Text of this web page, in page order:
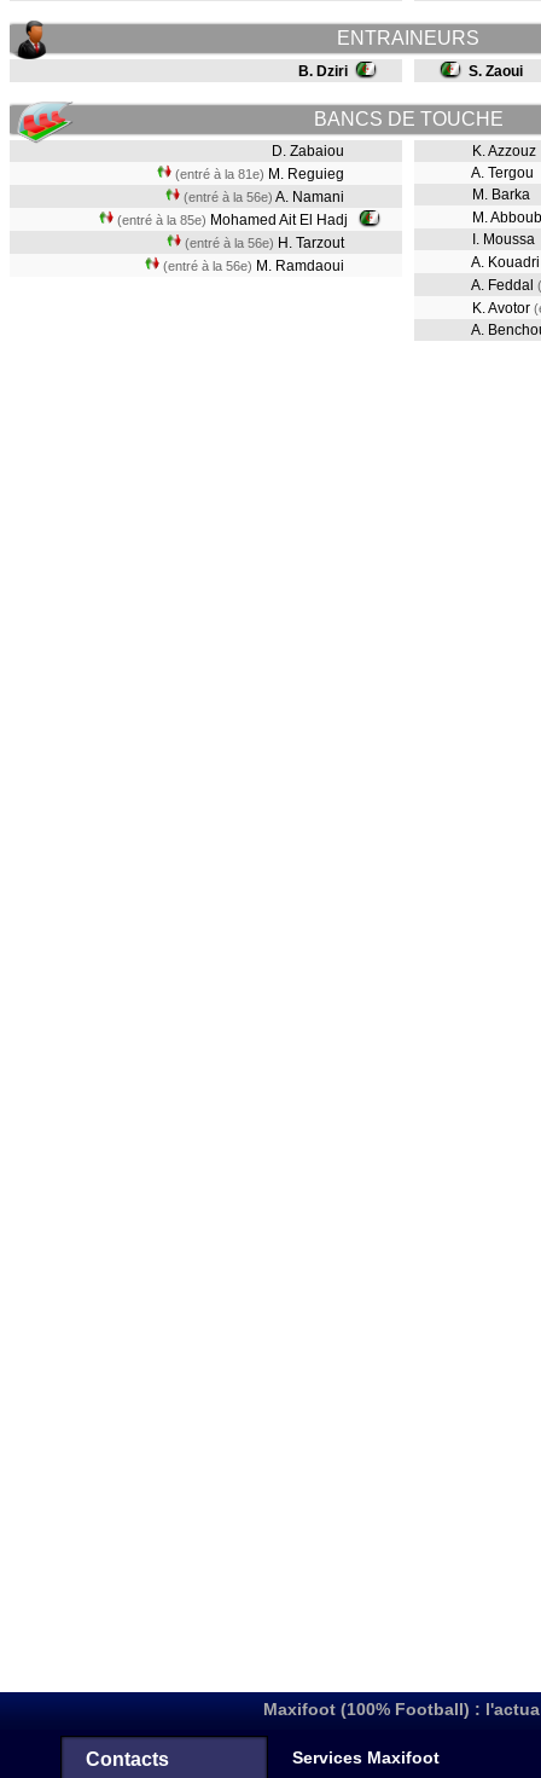
ENTRAINEURS
B. Dziri S. Zaoui
BANCS DE TOUCHE
D. Zabaiou
(entré à la 81e) M. Reguieg
(entré à la 56e) A. Namani
(entré à la 85e) Mohamed Ait El Hadj
(entré à la 56e) H. Tarzout
(entré à la 56e) M. Ramdaoui
K. Azzouz
A. Tergou
M. Barka
M.
I. Moussa
A.
A. Feddal
K. Avotor
A.
Maxifoot (100% Football) :
Contacts Services Maxifoot